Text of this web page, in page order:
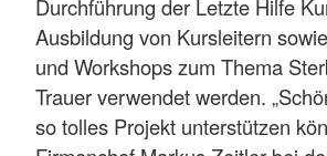
Durchführung der Letzte Hilfe
Ausbildung von Kursleitern
und Workshops zum Thema
Trauer verwendet werden.
so tolles Projekt unterstützen